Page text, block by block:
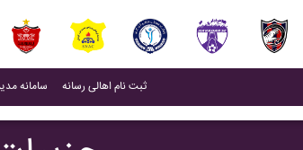
سامانه (current)
ثبت نام اهالی رسانه(current)